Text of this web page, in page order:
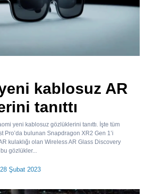
kablosuz AR
tanıttı
yeni kablosuz gözlüklerini tanıttı. İşte tüm
Pro’da bulunan Snapdragon XR2 Gen 1’i
kulaklığı olan Wireless AR Glass Discovery
bu gözlükler...
Şubat 2023